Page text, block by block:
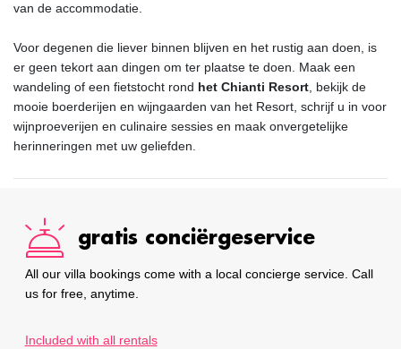
van de accommodatie.
Voor degenen die liever binnen blijven en het rustig aan doen, is
er geen tekort aan dingen om ter plaatse te doen. Maak een
wandeling of een fietstocht rond het Chianti Resort, bekijk de
mooie boerderijen en wijngaarden van het Resort, schrijf u in voor
wijnproeverijen en culinaire sessies en maak onvergetelijke
herinneringen met uw geliefden.
gratis conciërgeservice
All our villa bookings come with a local concierge service. Call
us for free, anytime.
Included with all rentals